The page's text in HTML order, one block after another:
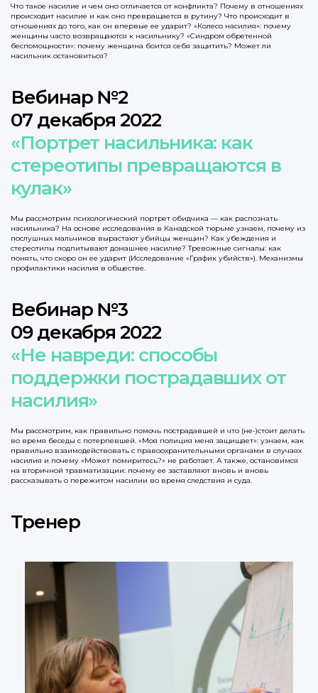
Что такое насилие и чем оно отличается от конфликта? Почему в отношениях
происходит насилие и как оно превращается в рутину? Что происходит в
отношениях до того, как он впервые ее ударит? «Колесо насилия»: почему
женщины часто возвращаются к насильнику? «Синдром обретенной
беспомощности»: почему женщина боится себя защитить? Может ли
насильник остановиться?
Вебинар №2
07 декабря 2022
«Портрет насильника: как
стереотипы превращаются в
кулак»
Мы рассмотрим психологический портрет обидчика — как распознать
насильника? На основе исследования в Канадской тюрьме узнаем, почему из
послушных мальчиков вырастают убийцы женщин? Как убеждения и
стереотипы подпитывают домашнее насилие? Тревожные сигналы: как
понять, что скоро он ее ударит (Исследование «График убийств»). Механизмы
профилактики насилия в обществе.
Вебинар №3
09 декабря 2022
«Не навреди: способы
поддержки пострадавших от
насилия»
Мы рассмотрим, как правильно помочь пострадавшей и что (не-)стоит делать
во время беседы с потерпевшей. «Моя полиция меня защищает»: узнаем, как
правильно взаимодействовать с правоохранительными органами в случаях
насилия и почему «Может помиритесь?» не работает. А также, остановимся
на вторичной травматизации: почему ее заставляют вновь и вновь
рассказывать о пережитом насилии во время следствия и суда.
Тренер